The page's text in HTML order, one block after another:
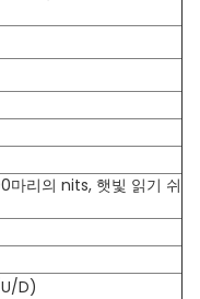
리의 nits, 햇빛 읽기 쉬
D)